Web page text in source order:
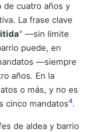
de cuatro años y
La frase clave
" —sin límite
puede, en
—siempre
años. En la
o más, y no es
cinco mandatos4.
de aldea y barrio